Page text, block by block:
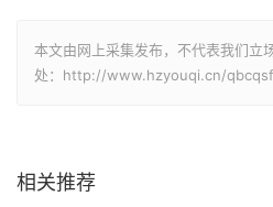
本文由网上采集发布，不代表我们立
处：http://www.hzyouqi.cn/
相关推荐